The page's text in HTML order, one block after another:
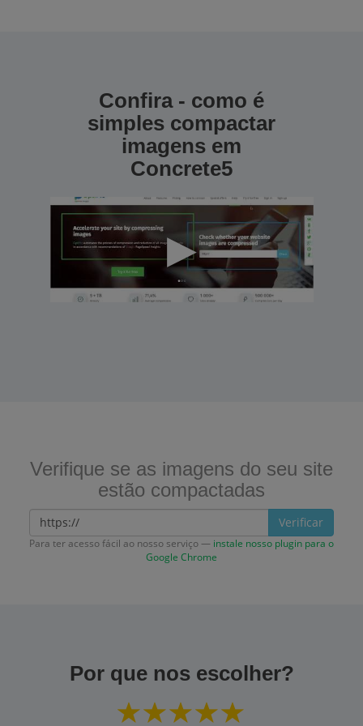
Confira - como é
simples compactar
imagens em
Concrete5
Verifique se as imagens do seu site
estão compactadas
Verificar
Para ter acesso fácil ao nosso serviço — instale nosso plugin para o
Google Chrome
Por que nos escolher?